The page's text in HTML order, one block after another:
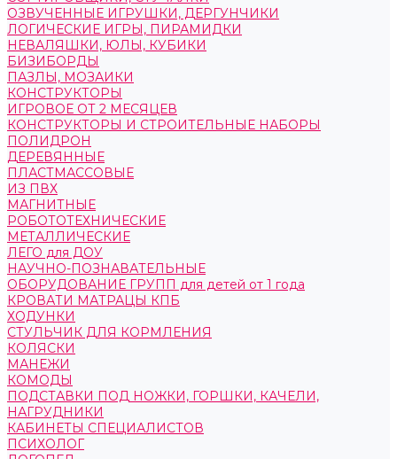
ОЗВУЧЕННЫЕ ИГРУШКИ, ДЕРГУНЧИКИ
ЛОГИЧЕСКИЕ ИГРЫ, ПИРАМИДКИ
НЕВАЛЯШКИ, ЮЛЫ, КУБИКИ
БИЗИБОРДЫ
ПАЗЛЫ, МОЗАИКИ
КОНСТРУКТОРЫ
ИГРОВОЕ ОТ 2 МЕСЯЦЕВ
КОНСТРУКТОРЫ И СТРОИТЕЛЬНЫЕ НАБОРЫ
ПОЛИДРОН
ДЕРЕВЯННЫЕ
ПЛАСТМАССОВЫЕ
ИЗ ПВХ
МАГНИТНЫЕ
РОБОТОТЕХНИЧЕСКИЕ
МЕТАЛЛИЧЕСКИЕ
ЛЕГО для ДОУ
НАУЧНО-ПОЗНАВАТЕЛЬНЫЕ
ОБОРУДОВАНИЕ ГРУПП для детей от 1 года
КРОВАТИ МАТРАЦЫ КПБ
ХОДУНКИ
СТУЛЬЧИК ДЛЯ КОРМЛЕНИЯ
КОЛЯСКИ
МАНЕЖИ
КОМОДЫ
ПОДСТАВКИ ПОД НОЖКИ, ГОРШКИ, КАЧЕЛИ,
НАГРУДНИКИ
КАБИНЕТЫ СПЕЦИАЛИСТОВ
ПСИХОЛОГ